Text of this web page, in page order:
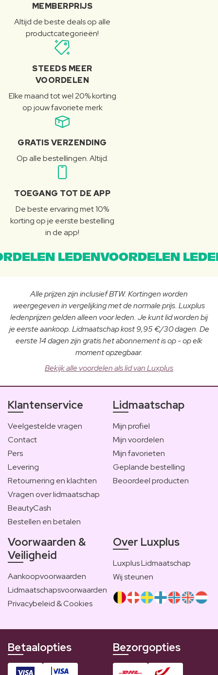
MEMBERPRIJS
Altijd de beste deals op alle
productcategorieën!
STEEDS MEER
VOORDELEN
Elke maand tot wel 20% korting
op jouw favoriete merk
GRATIS VERZENDING
Op alle bestellingen. Altijd.
TOEGANG TOT DE APP
De beste ervaring met 10%
korting op je eerste bestelling
in de app!
LEDENVOORDELEN
Alle prijzen zijn inclusief BTW. Kortingen worden
weergegeven in vergelijking met de normale prijs. Luxplus
ledenprijzen gelden alleen voor leden. Je kunt lid worden bij
je eerste aankoop. Lidmaatschap kost 9,95 €/30 dagen. De
eerste 14 dagen zijn gratis het abonnement is op - op elk
moment opzegbaar.
Bekijk alle voordelen als lid van Luxplus
Klantenservice
Veelgestelde vragen
Contact
Pers
Levering
Retournering en klachten
Vragen over lidmaatschap
BeautyCash
Bestellen en betalen
Lidmaatschap
Mijn profiel
Mijn voordelen
Mijn favorieten
Geplande bestelling
Beoordeel producten
Voorwaarden &
Veiligheid
Aankoopvoorwaarden
Lidmaatschapsvoorwaarden
Privacybeleid & Cookies
Over Luxplus
Luxplus Lidmaatschap
Wij steunen
Betaalopties Bezorgopties